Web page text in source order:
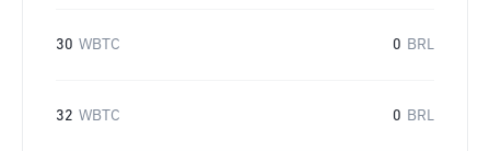
30 WBTC 0 BRL
32 WBTC 0 BRL